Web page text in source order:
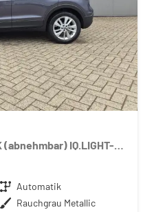
1.0 TSI 116PS DSG Life AHK (abnehmbar) IQ.LIGHT-LED-Matrix Sitzheizung Rückf.Kamera Klimaautomatik Abstandstempomat Apple CarPlay Android Auto
Getriebe Automatik
Außenfarbe Rauchgrau Metallic